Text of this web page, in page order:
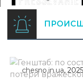
chesno.in.ua,